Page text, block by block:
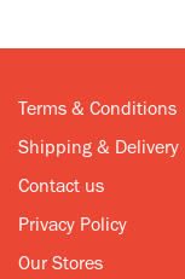
Terms & Conditions
Shipping & Delivery
Contact us
Privacy Policy
Our Stores